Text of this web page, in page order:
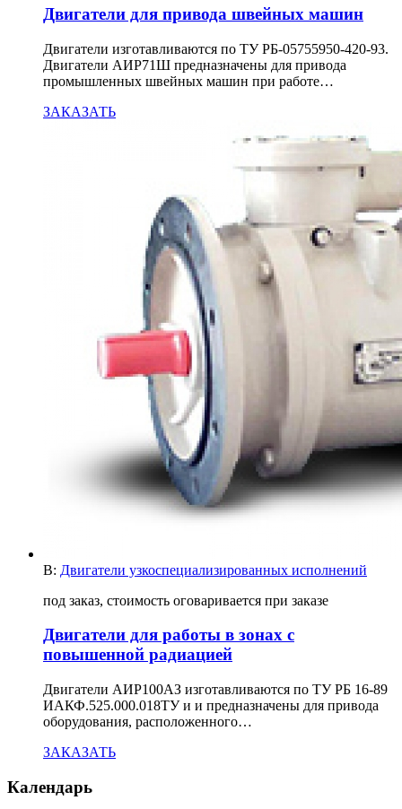
Двигатели для привода швейных машин
Двигатели изготавливаются по ТУ РБ-05755950-420-93.
Двигатели АИР71Ш предназначены для привода
промышленных швейных машин при работе…
ЗАКАЗАТЬ
В: Двигатели узкоспециализированных исполнений
под заказ, стоимость оговаривается при заказе
Двигатели для работы в зонах с
повышенной радиацией
Двигатели АИР100АЗ изготавливаются по ТУ РБ 16-89
ИАКФ.525.000.018ТУ и и предназначены для привода
оборудования, расположенного…
ЗАКАЗАТЬ
Календарь